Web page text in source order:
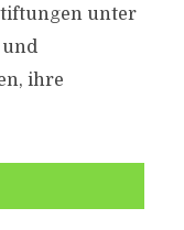
unter
ihre